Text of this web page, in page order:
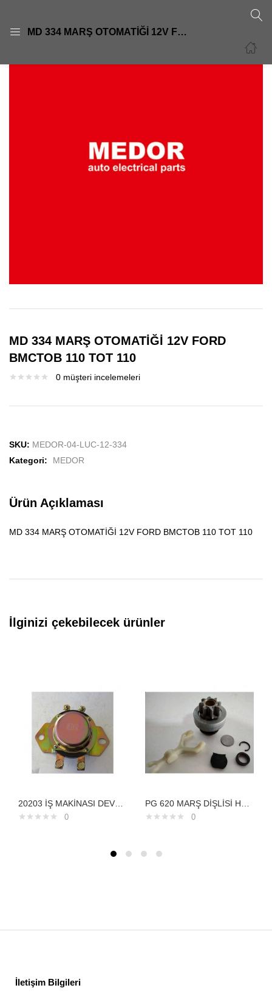
MD 334 MARŞ OTOMATİĞİ 12V FORD BMCTOB 110 TOT 110
MD 334 MARŞ OTOMATİĞİ 12V FORD
BMCTOB 110 TOT 110
0 müşteri incelemeleri
SKU: MEDOR-04-LUC-12-334
Kategori:
MEDOR
Ürün Açıklaması
MD 334 MARŞ OTOMATİĞİ 12V FORD BMCTOB 110 TOT 110
İlginizi çekebilecek ürünler
0 0
İletişim Bilgileri